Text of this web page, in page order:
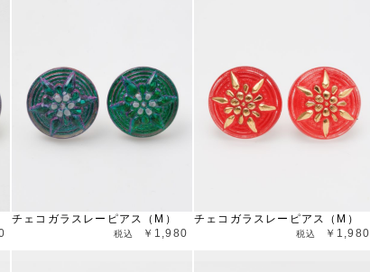
チェコガラスレーピアス（M）
￥1,980
チェコガラスレーピアス（M）
￥1,980